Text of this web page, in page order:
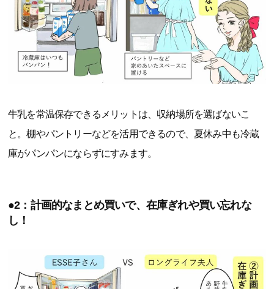
牛乳を常温保存できるメリットは、収納場所を選ばないこ
と。棚やパントリーなどを活用できるので、夏休み中も冷蔵
庫がパンパンにならずにすみます。
●2：計画的なまとめ買いで、在庫ぎれや買い忘れな
し！